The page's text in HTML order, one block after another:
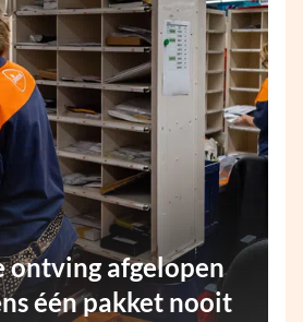
ontving afgelopen
één pakket nooit